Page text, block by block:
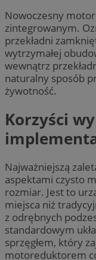
Nowoczesny
zintegrowanym.
przekładni
wytrzymałej
wewnątrz
naturalny sposób
żywotność.
Korzyści
Najważniejszą
aspektami czysto
rozmiar. Jest to
miejsca niż
z odrębnych
standardowym
sprzęgłem, który
motoreduktorem